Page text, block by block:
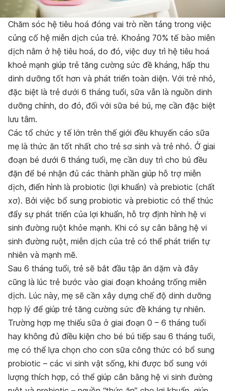
Chăm sóc hệ tiêu hoá đóng vai trò nền tảng trong việc
củng cố hệ miễn dịch của trẻ. Khoảng 70% tế bào miễn
dịch nằm ở hệ tiêu hoá, do đó, việc duy trì hệ tiêu hoá
khoẻ mạnh giúp trẻ tăng cường sức đề kháng, hấp thu
dinh dưỡng tốt hơn và phát triển toàn diện. Với trẻ nhỏ,
đặc biệt là trẻ dưới 6 tháng tuổi, sữa vẫn là nguồn dinh
dưỡng chính, do đó, đối với sữa bé bú, mẹ cần đặc biệt
lưu tâm.
Các tổ chức y tế lớn trên thế giới đều khuyến cáo sữa
mẹ là thức ăn tốt nhất cho trẻ sơ sinh và trẻ nhỏ. Ở giai
đoạn bé dưới 6 tháng tuổi, mẹ cần duy trì cho bú đều
đặn để bé nhận đủ các thành phần giúp hỗ trợ miễn
dịch, điển hình là probiotic (lợi khuẩn) và prebiotic (chất
xơ). Bởi việc bổ sung probiotic và prebiotic có thể thúc
đẩy sự phát triển của lợi khuẩn, hỗ trợ định hình hệ vi
sinh đường ruột khỏe mạnh. Khi có sự cân bằng hệ vi
sinh đường ruột, miễn dịch của trẻ có thể phát triển tự
nhiên và mạnh mẽ.
Sau 6 tháng tuổi, trẻ sẽ bắt đầu tập ăn dặm và đây
cũng là lúc trẻ bước vào giai đoạn khoảng trống miễn
dịch. Lúc này, mẹ sẽ cần xây dựng chế độ dinh dưỡng
hợp lý để giúp trẻ tăng cường sức đề kháng tự nhiên.
Trường hợp mẹ thiếu sữa ở giai đoạn 0 – 6 tháng tuổi
hay không đủ điều kiện cho bé bú tiếp sau 6 tháng tuổi,
mẹ có thể lựa chọn cho con sữa công thức có bổ sung
probiotic – các vi sinh vật sống, khi được bổ sung với
lượng thích hợp, có thể giúp cân bằng hệ vi sinh đường